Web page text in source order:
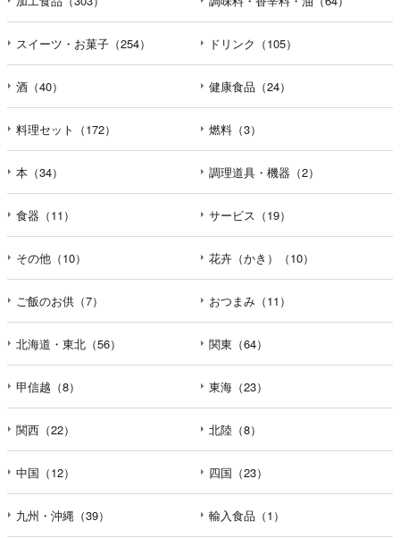
スイーツ・お菓子（254） ドリンク（105）
酒（40） 健康食品（24）
料理セット（172） 燃料（3）
本（34） 調理道具・機器（2）
食器（11） サービス（19）
その他（10） 花卉（かき）（10）
ご飯のお供（7） おつまみ（11）
北海道・東北（56） 関東（64）
甲信越（8） 東海（23）
関西（22） 北陸（8）
中国（12） 四国（23）
九州・沖縄（39） 輸入食品（1）